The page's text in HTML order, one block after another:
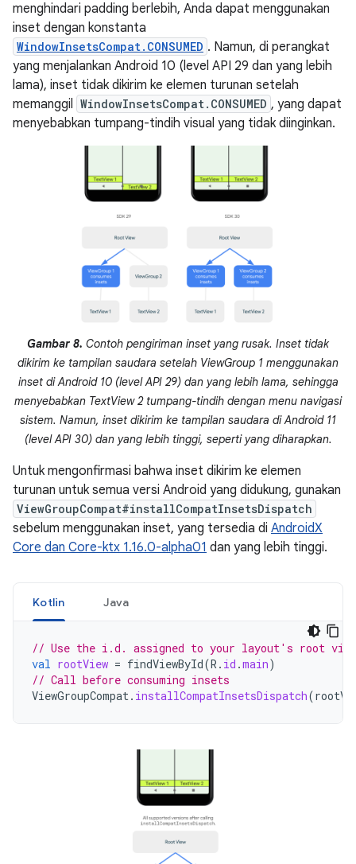
menghindari padding berlebih, Anda dapat menggunakan
inset dengan konstanta
WindowInsetsCompat.CONSUMED . Namun, di perangkat
yang menjalankan Android 10 (level API 29 dan yang lebih
lama), inset tidak dikirim ke elemen turunan setelah
memanggil WindowInsetsCompat.CONSUMED , yang dapat
menyebabkan tumpang-tindih visual yang tidak diinginkan.
Gambar 8. Contoh pengiriman inset yang rusak. Inset tidak
dikirim ke tampilan saudara setelah ViewGroup 1 menggunakan
inset di Android 10 (level API 29) dan yang lebih lama, sehingga
menyebabkan TextView 2 tumpang-tindih dengan menu navigasi
sistem. Namun, inset dikirim ke tampilan saudara di Android 11
(level API 30) dan yang lebih tinggi, seperti yang diharapkan.
Untuk mengonfirmasi bahwa inset dikirim ke elemen
turunan untuk semua versi Android yang didukung, gunakan
ViewGroupCompat#installCompatInsetsDispatch
sebelum menggunakan inset, yang tersedia di AndroidX
Core dan Core-ktx 1.16.0-alpha01 dan yang lebih tinggi.
Kotlin Java
// Use the i.d. assigned to your layout's root
val rootView = findViewById(R . id .main)
// Call before consuming insets
ViewGroupCompat. installCompatInsetsDispatch(